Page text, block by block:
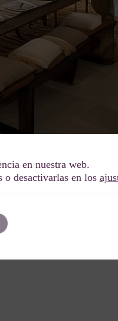
photography requires patience
nosotros.
en nuestra web.
o desactivarlas en los